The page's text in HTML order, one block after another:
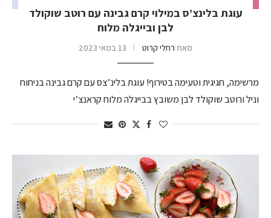
עוגת בלינצ’ס במילוי קרם גבינה עם רוטב שוקולד
לבן ובייגלה מלוח
מאת רחלי קרוט 13 במאי 2023
מרשימה, חגיגית וטעימה בטירוף! עוגת בלינ’צס עם קרם גבינה בניחוח
וניל ורוטב שוקולד לבן משובץ בבייגלה מלוח קראנצ’י